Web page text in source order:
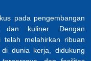
pada pengembangan
dan kuliner. Dengan
melahirkan ribuan
dunia kerja, didukung